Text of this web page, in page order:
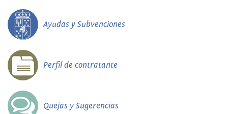
Ayudas y Subvenciones
Perfil de contratante
Quejas y Sugerencias